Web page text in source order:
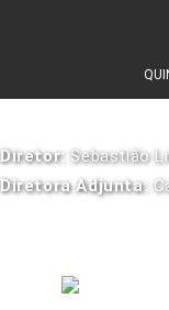
Diretor: Sebastião
Diretora Adjunta: